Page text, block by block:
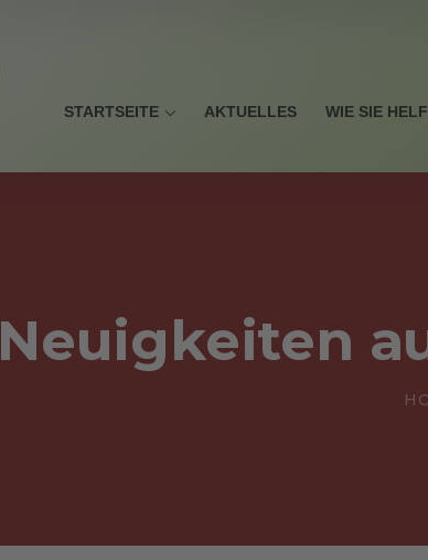
STARTSEITE AKTUELLES WIE SIE
Neuigkeiten